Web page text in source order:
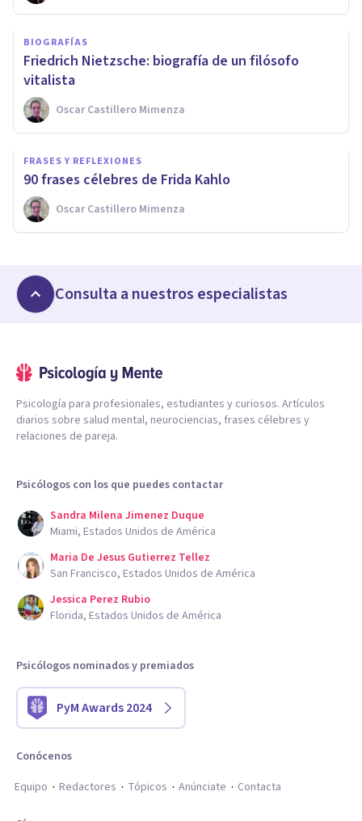
BIOGRAFÍAS
Friedrich Nietzsche: biografía de un filósofo
vitalista
Oscar Castillero Mimenza
FRASES Y REFLEXIONES
90 frases célebres de Frida Kahlo
Oscar Castillero Mimenza
Consulta a nuestros especialistas
Psicología para profesionales, estudiantes y curiosos. Artículos
diarios sobre salud mental, neurociencias, frases célebres y
relaciones de pareja.
Psicólogos con los que puedes contactar
Sandra Milena Jimenez Duque
Miami, Estados Unidos de América
Maria De Jesus Gutierrez Tellez
San Francisco, Estados Unidos de América
Jessica Perez Rubio
Florida, Estados Unidos de América
Psicólogos nominados y premiados
PyM Awards 2024
Conócenos
Equipo
Redactores Tópicos Anúnciate Contacta